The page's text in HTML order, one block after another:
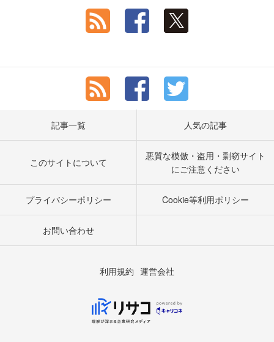
記事一覧 人気の記事
このサイトについて
悪質な模倣・盗用・剽窃サイト
にご注意ください
プライバシーポリシー Cookie等利用ポリシー
お問い合わせ
利用規約 運営会社